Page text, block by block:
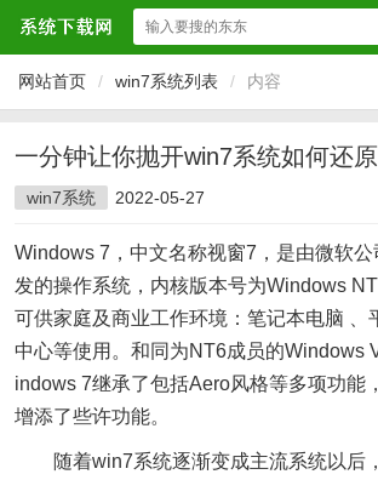
网站首页 / win7系统列表 / 内容
一分钟让你抛开win7系统如何还
win7系统 2022-05-27
Windows 7，中文名称视窗7，是由微软
发的操作系统，内核版本号为Windows
可供家庭及商业工作环境：笔记本电脑 、
中心等使用。和同为NT6成员的Windows
indows 7继承了包括Aero风格等多项功能
增添了些许功能。
随着win7系统逐渐变成主流系统以后